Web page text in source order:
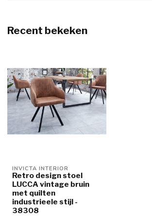
Recent bekeken
INVICTA INTERIOR
Retro design stoel
LUCCA vintage bruin
met quilten
industrieele stijl -
38308